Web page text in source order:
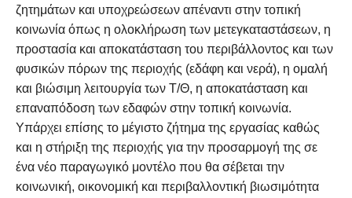
ζητημάτων και υποχρεώσεων απέναντι στην τοπική
κοινωνία όπως η ολοκλήρωση των μετεγκαταστάσεων, η
προστασία και αποκατάσταση του περιβάλλοντος και των
φυσικών πόρων της περιοχής (εδάφη και νερά), η ομαλή
και βιώσιμη λειτουργία των Τ/Θ, η αποκατάσταση και
επαναπόδοση των εδαφών στην τοπική κοινωνία.
Υπάρχει επίσης το μέγιστο ζήτημα της εργασίας καθώς
και η στήριξη της περιοχής για την προσαρμογή της σε
ένα νέο παραγωγικό μοντέλο που θα σέβεται την
κοινωνική, οικονομική και περιβαλλοντική βιωσιμότητα